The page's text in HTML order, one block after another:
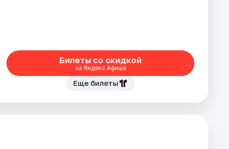
Билеты со скидкой
на Яндекс Афише
Еще билеты